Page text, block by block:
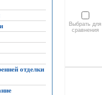
отделки
Выбрать для
сравнения